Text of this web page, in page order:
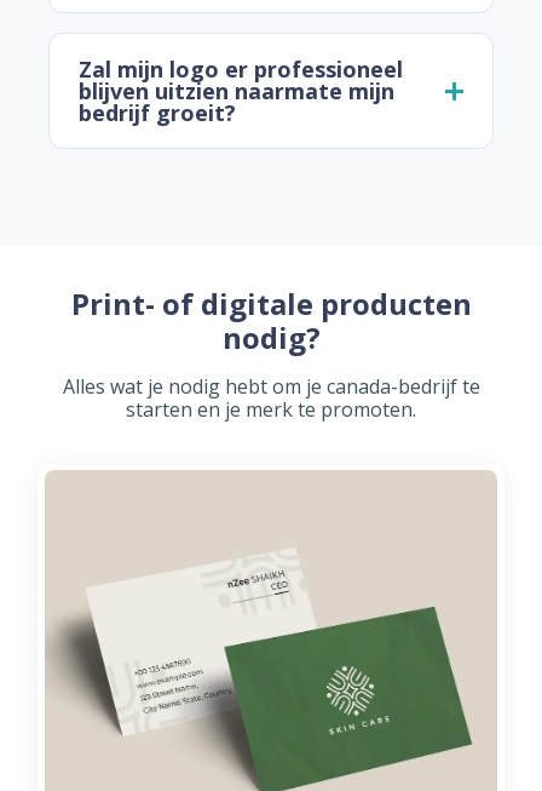
Zal mijn logo er professioneel
blijven uitzien naarmate mijn
bedrijf groeit?
Print- of digitale producten
nodig?
Alles wat je nodig hebt om je canada-bedrijf te
starten en je merk te promoten.